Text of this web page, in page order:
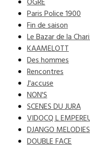
Paris Police 1900
Fin de saison
Le Bazar de la
KAAMELOTT
Des hommes
Rencontres
J'accuse
NON'S
SCENES DU JURA
VIDOCQ L
DJANGO MELODIES
DOUBLE FACE